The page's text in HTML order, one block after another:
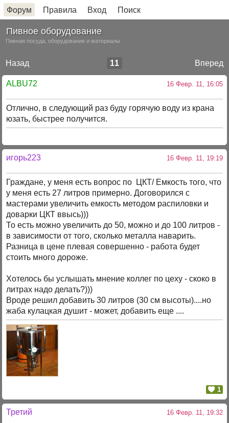
Форум Правила Вход Поиск
Пивное оборудование
Пивная посуда, оборудование и материалы
Назад Вперед
11
ALBU72 16 Февр. 11, 16:05
Отлично, в следующий раз буду горячую воду из крана
юзать, быстрее получится.
игорь223 16 Февр. 11, 19:19
Граждане, у меня есть вопрос по ЦКТ/ Емкость того, что
у меня есть 27 литров примерно. Договорился с
мастерами увеличить емкость методом распиловки и
доварки ЦКТ ввысь)))
То есть можно увеличить до 50, можно и до 100 литров -
в зависимости от того, сколько металла наварить.
Разница в цене плевая совершенно - работа будет
стоить много дороже.
Хотелось бы услышать мнение коллег по цеху - скоко в
литрах надо делать?)))
Вроде решил добавить 30 литров (30 см высоты)....но
жаба кулацкая душит - может, добавить еще ....
1
Третий 16 Февр. 11, 19:32